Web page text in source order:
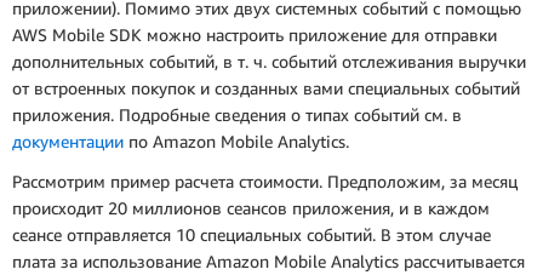
приложении). Помимо этих двух системных событий с помощью
AWS Mobile SDK можно настроить приложение для отправки
дополнительных событий, в т. ч. событий отслеживания выручки
от встроенных покупок и созданных вами специальных событий
приложения. Подробные сведения о типах событий см. в
документации по Amazon Mobile Analytics.
Рассмотрим пример расчета стоимости. Предположим, за месяц
происходит 20 миллионов сеансов приложения, и в каждом
сеансе отправляется 10 специальных событий. В этом случае
плата за использование Amazon Mobile Analytics рассчитывается